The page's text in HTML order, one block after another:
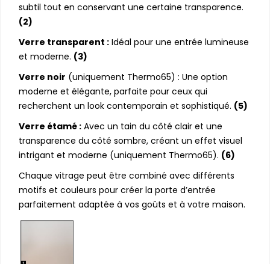
subtil tout en conservant une certaine transparence.
(2)
Verre transparent : Idéal pour une entrée lumineuse
et moderne. (3)
Verre noir (uniquement Thermo65) : Une option
moderne et élégante, parfaite pour ceux qui
recherchent un look contemporain et sophistiqué. (5)
Verre étamé : Avec un tain du côté clair et une
transparence du côté sombre, créant un effet visuel
intrigant et moderne (uniquement Thermo65). (6)
Chaque vitrage peut être combiné avec différents
motifs et couleurs pour créer la porte d’entrée
parfaitement adaptée à vos goûts et à votre maison.